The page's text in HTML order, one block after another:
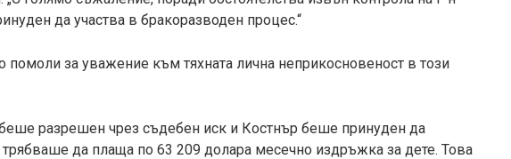
да участва в бракоразводен процес.“
за уважение към тяхната лична неприкосновеност в този
разрешен чрез съдебен иск и Костнър беше принуден да
трябваше да плаща по 63 209 долара месечно издръжка за дете. Това